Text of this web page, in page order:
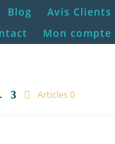
Blog
Avis Clients
Mon compte
Articles 0